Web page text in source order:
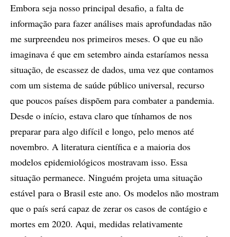
Embora seja nosso principal desafio, a falta de
informação para fazer análises mais aprofundadas não
me surpreendeu nos primeiros meses. O que eu não
imaginava é que em setembro ainda estaríamos nessa
situação, de escassez de dados, uma vez que contamos
com um sistema de saúde público universal, recurso
que poucos países dispõem para combater a pandemia.
Desde o início, estava claro que tínhamos de nos
preparar para algo difícil e longo, pelo menos até
novembro. A literatura científica e a maioria dos
modelos epidemiológicos mostravam isso. Essa
situação permanece. Ninguém projeta uma situação
estável para o Brasil este ano. Os modelos não mostram
que o país será capaz de zerar os casos de contágio e
mortes em 2020. Aqui, medidas relativamente